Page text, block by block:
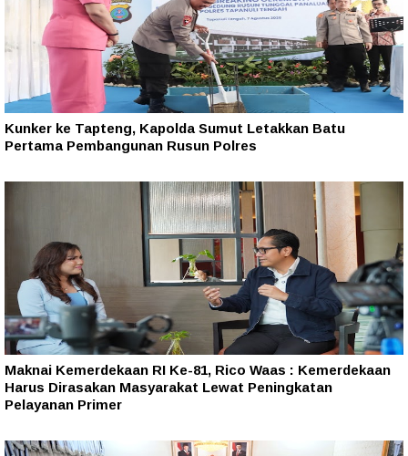
Kunker ke Tapteng, Kapolda Sumut Letakkan Batu
Pertama Pembangunan Rusun Polres
Maknai Kemerdekaan RI Ke-81, Rico Waas : Kemerdekaan
Harus Dirasakan Masyarakat Lewat Peningkatan
Pelayanan Primer